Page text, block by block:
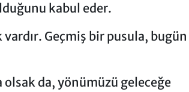
kabul eder.
Geçmiş bir pusula, bugün
da, yönümüzü geleceğe